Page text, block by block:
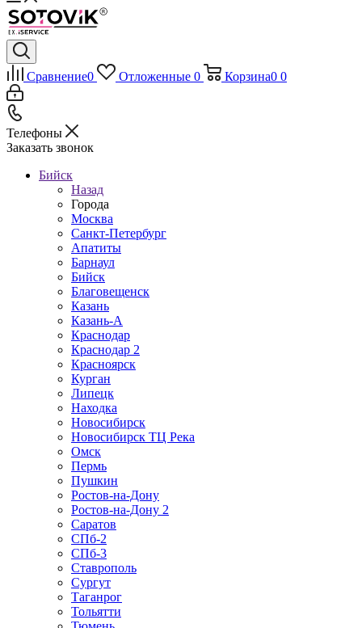
Сравнение0 Отложенные 0 Корзина0 0
Телефоны
Заказать звонок
Бийск
Назад
Города
Москва
Санкт-Петербург
Апатиты
Барнаул
Бийск
Благовещенск
Казань
Казань-А
Краснодар
Краснодар 2
Красноярск
Курган
Липецк
Находка
Новосибирск
Новосибирск ТЦ Река
Омск
Пермь
Пушкин
Ростов-на-Дону
Ростов-на-Дону 2
Саратов
СПб-2
СПб-3
Ставрополь
Сургут
Таганрог
Тольятти